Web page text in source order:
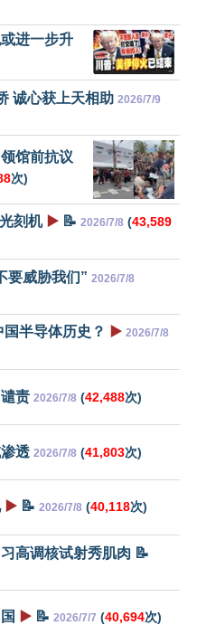
进一步升
诚心获上天相助 2026/7/9
馆前抗议
次)
刻机 ▶️ 📝 2026/7/8 (43,589
要威胁我们” 2026/7/8
半导体历史？ ▶️ 2026/7/8
责 2026/7/8 (42,488次)
透 2026/7/8 (41,803次)
▶️ 📝 2026/7/8 (40,118次)
高调核试射秀肌肉 📝
▶️ 📝 2026/7/7 (40,694次)